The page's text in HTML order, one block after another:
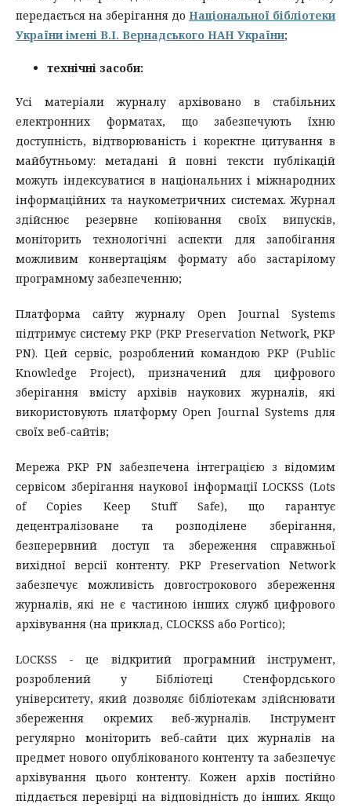
передається на зберігання до Національної бібліотеки
України імені В.І. Вернадського НАН України;
технічні засоби:
Усі матеріали журналу архівовано в стабільних
електронних форматах, що забезпечують їхню
доступність, відтворюваність і коректне цитування в
майбутньому: метадані й повні тексти публікацій
можуть індексуватися в національних і міжнародних
інформаційних та наукометричних системах. Журнал
здійснює резервне копіювання своїх випусків,
моніторить технологічні аспекти для запобігання
можливим конвертаціям формату або застарілому
програмному забезпеченню;
Платформа сайту журналу Open Journal Systems
підтримує систему PKP (PKP Preservation Network, PKP
PN). Цей сервіс, розроблений командою PKP (Public
Knowledge Project), призначений для цифрового
зберігання вмісту архівів наукових журналів, які
використовують платформу Open Journal Systems для
своїх веб-сайтів;
Мережа PKP PN забезпечена інтеграцією з відомим
сервісом зберігання наукової інформації LOCKSS (Lots
of Copies Keep Stuff Safe), що гарантує
децентралізоване та розподілене зберігання,
безперервний доступ та збереження справжньої
вихідної версії контенту. PKP Preservation Network
забезпечує можливість довгострокового збереження
журналів, які не є частиною інших служб цифрового
архівування (на приклад, CLOCKSS або Portico);
LOCKSS - це відкритий програмний інструмент,
розроблений у Бібліотеці Стенфордського
університету, який дозволяє бібліотекам здійснювати
збереження окремих веб-журналів. Інструмент
регулярно моніторить веб-сайти цих журналів на
предмет нового опублікованого контенту та забезпечує
архівування цього контенту. Кожен архів постійно
піддається перевірці на відповідність до інших. Якщо